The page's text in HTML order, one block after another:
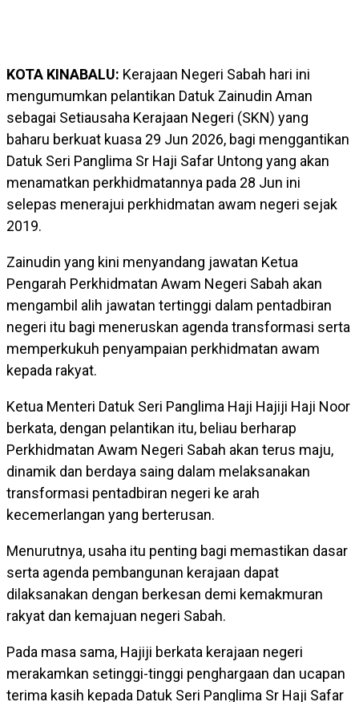
KOTA KINABALU: Kerajaan Negeri Sabah hari ini
mengumumkan pelantikan Datuk Zainudin Aman
sebagai Setiausaha Kerajaan Negeri (SKN) yang
baharu berkuat kuasa 29 Jun 2026, bagi menggantikan
Datuk Seri Panglima Sr Haji Safar Untong yang akan
menamatkan perkhidmatannya pada 28 Jun ini
selepas menerajui perkhidmatan awam negeri sejak
2019.
Zainudin yang kini menyandang jawatan Ketua
Pengarah Perkhidmatan Awam Negeri Sabah akan
mengambil alih jawatan tertinggi dalam pentadbiran
negeri itu bagi meneruskan agenda transformasi serta
memperkukuh penyampaian perkhidmatan awam
kepada rakyat.
Ketua Menteri Datuk Seri Panglima Haji Hajiji Haji Noor
berkata, dengan pelantikan itu, beliau berharap
Perkhidmatan Awam Negeri Sabah akan terus maju,
dinamik dan berdaya saing dalam melaksanakan
transformasi pentadbiran negeri ke arah
kecemerlangan yang berterusan.
Menurutnya, usaha itu penting bagi memastikan dasar
serta agenda pembangunan kerajaan dapat
dilaksanakan dengan berkesan demi kemakmuran
rakyat dan kemajuan negeri Sabah.
Pada masa sama, Hajiji berkata kerajaan negeri
merakamkan setinggi-tinggi penghargaan dan ucapan
terima kasih kepada Datuk Seri Panglima Sr Haji Safar